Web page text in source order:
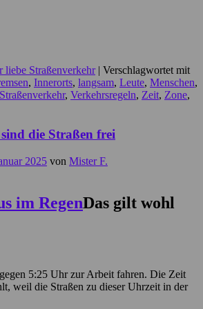
liebe Straßenverkehr
Verschlagwortet mit
, Innerorts, langsam, Leute, Menschen,
Straßenverkehr, Verkehrsregeln, Zeit, Zone,
die Straßen frei
2025 von Mister F.
Das gilt wohl
5:25 Uhr zur Arbeit fahren. Die Zeit
weil die Straßen zu dieser Uhrzeit in der